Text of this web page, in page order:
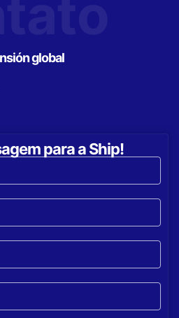
global
para a Ship!